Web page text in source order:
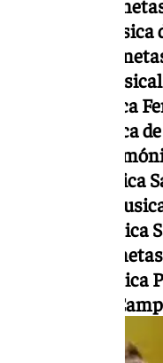
Banda de
Banda de
Banda de
Agrupación
Banda de Música
Banda de Música
Sociedad
Banda de
Agrupación
Banda de Música
Banda de
Banda de Música
Orquesta